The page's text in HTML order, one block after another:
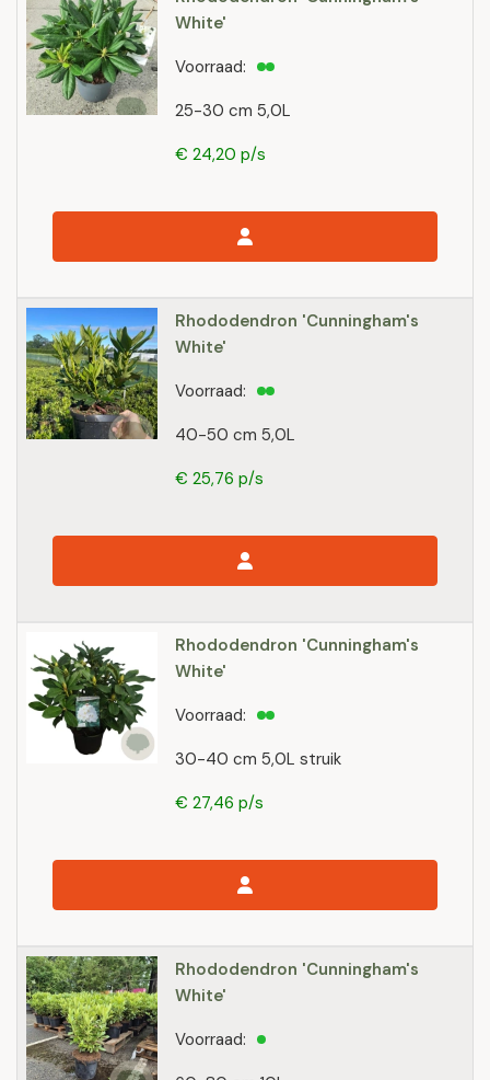
White'
25-30 cm 5,0L
Voorraad:
€ 24,20 p/s
Rhododendron 'Cunningham's
White'
40-50 cm 5,0L
Voorraad:
€ 25,76 p/s
Rhododendron 'Cunningham's
White'
30-40 cm 5,0L struik
Voorraad:
€ 27,46 p/s
Rhododendron 'Cunningham's
White'
Voorraad: